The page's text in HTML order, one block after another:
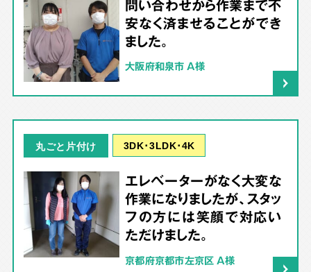
問い合わせから作業まで不
安なく済ませることができ
ました。
大阪府和泉市 A様
丸ごと片付け 3DK･3LDK･4K
エレベーターがなく大変な
作業になりましたが、スタッ
フの方には笑顔で対応い
ただけました。
京都府京都市左京区 A様